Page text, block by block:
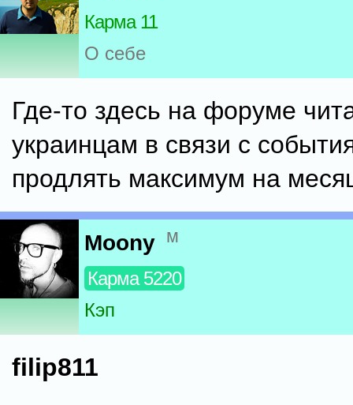
Карма 11
О себе
Где-то здесь на форуме
украинцам в связи с
продлять максимум на
Moony м
Карма 5220
Кэп
filip811